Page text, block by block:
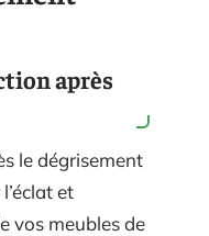
après
le dégrisement
et
vos meubles de